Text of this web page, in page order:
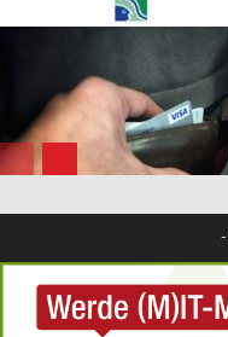
FB Kultur
ZEUGEN
-